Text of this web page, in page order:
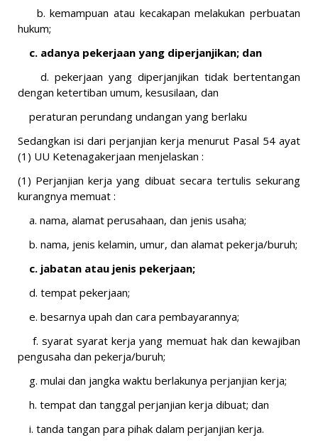
b. kemampuan atau kecakapan melakukan perbuatan
hukum;
c. adanya pekerjaan yang diperjanjikan; dan
d. pekerjaan yang diperjanjikan tidak bertentangan
dengan ketertiban umum, kesusilaan, dan
peraturan perundang undangan yang berlaku
Sedangkan isi dari perjanjian kerja menurut Pasal 54 ayat
(1) UU Ketenagakerjaan menjelaskan :
(1) Perjanjian kerja yang dibuat secara tertulis sekurang
kurangnya memuat :
a. nama, alamat perusahaan, dan jenis usaha;
b. nama, jenis kelamin, umur, dan alamat pekerja/buruh;
c. jabatan atau jenis pekerjaan;
d. tempat pekerjaan;
e. besarnya upah dan cara pembayarannya;
f. syarat syarat kerja yang memuat hak dan kewajiban
pengusaha dan pekerja/buruh;
g. mulai dan jangka waktu berlakunya perjanjian kerja;
h. tempat dan tanggal perjanjian kerja dibuat; dan
i. tanda tangan para pihak dalam perjanjian kerja.